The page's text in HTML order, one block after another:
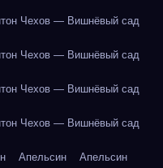
Чехов — Вишнёвый сад
Чехов — Вишнёвый сад
Чехов — Вишнёвый сад
Чехов — Вишнёвый сад
Апельсин Апельсин